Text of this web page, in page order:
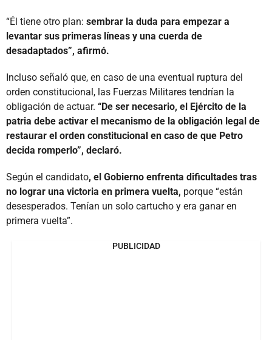
“Él tiene otro plan: sembrar la duda para empezar a
levantar sus primeras líneas y una cuerda de
desadaptados”, afirmó.
Incluso señaló que, en caso de una eventual ruptura del
orden constitucional, las Fuerzas Militares tendrían la
obligación de actuar. “De ser necesario, el Ejército de la
patria debe activar el mecanismo de la obligación legal de
restaurar el orden constitucional en caso de que Petro
decida romperlo”, declaró.
Según el candidato, el Gobierno enfrenta dificultades tras
no lograr una victoria en primera vuelta, porque “están
desesperados. Tenían un solo cartucho y era ganar en
primera vuelta”.
PUBLICIDAD